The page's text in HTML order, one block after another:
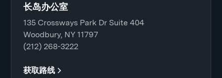
长岛办公室
135 Crossways Park Dr Suite 404
Woodbury, NY 11797
(212) 268-3222
获取路线